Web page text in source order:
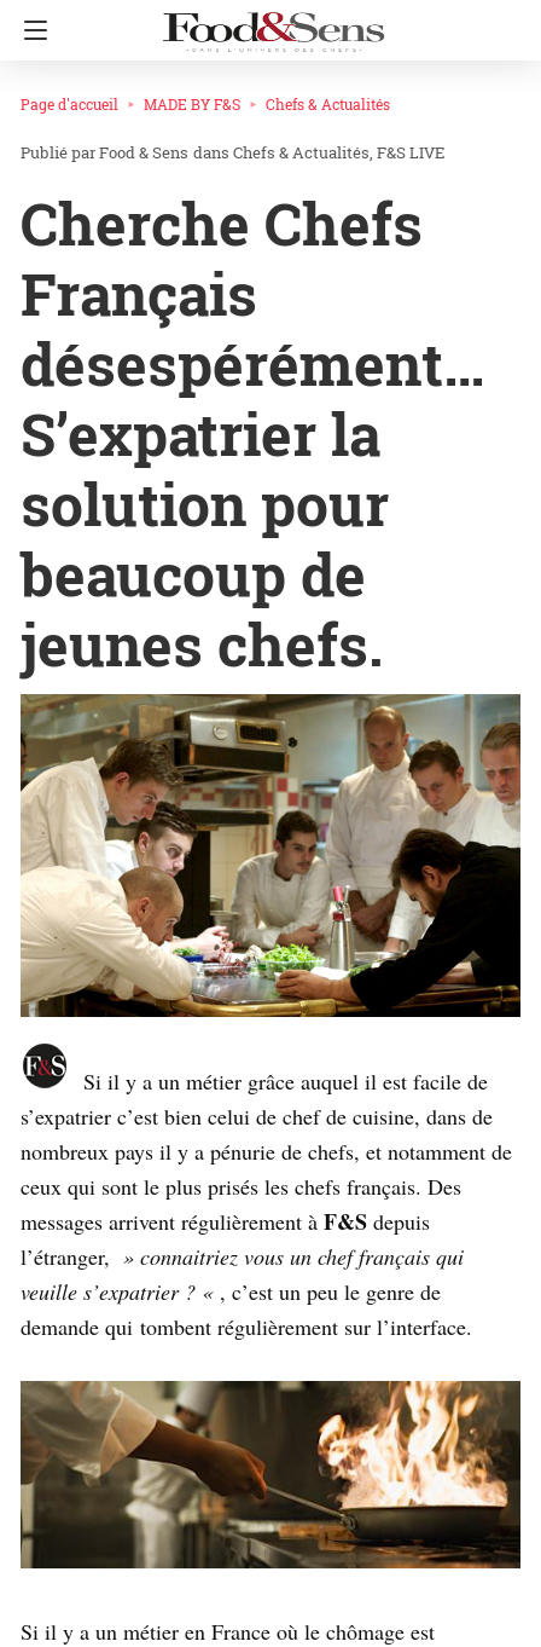
Page d'accueil MADE BY F&S Chefs & Actualités
Food & Sens dans Chefs & Actualités F&S LIVE
Cherche Chefs
Français
désespérément…
S’expatrier la
solution pour
beaucoup de
jeunes chefs.
Si il y a un métier grâce auquel il est facile de
s’expatrier c’est bien celui de chef de cuisine, dans de
nombreux pays il y a pénurie de chefs, et notamment de
ceux qui sont le plus prisés les chefs français. Des
messages arrivent régulièrement à F&S depuis
l’étranger, » connaitriez vous un chef français qui
veuille s’expatrier ? « , c’est un peu le genre de
demande qui tombent régulièrement sur l’interface.
Si il y a un métier en France où le chômage est